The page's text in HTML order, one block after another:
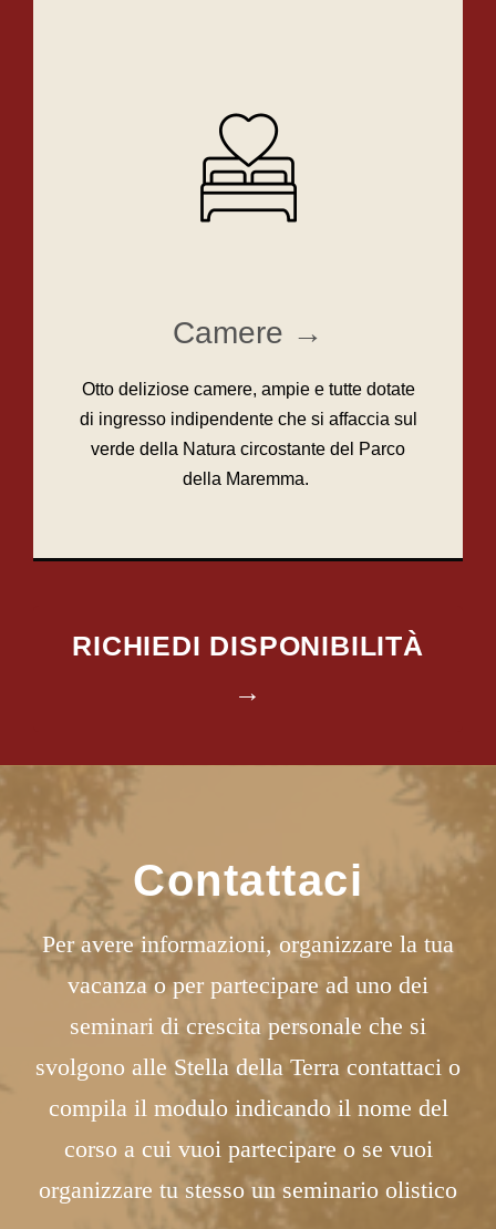
Camere →
Otto deliziose camere, ampie e tutte dotate
di ingresso indipendente che si affaccia sul
verde della Natura circostante del Parco
della Maremma.
RICHIEDI DISPONIBILITÀ
→
Contattaci
Per avere informazioni, organizzare la tua
vacanza o per partecipare ad uno dei
seminari di crescita personale che si
svolgono alle Stella della Terra contattaci o
compila il modulo indicando il nome del
corso a cui vuoi partecipare o se vuoi
organizzare tu stesso un seminario olistico